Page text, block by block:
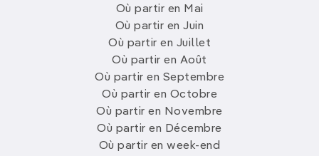
Où partir en Mai
Où partir en Juin
Où partir en Juillet
Où partir en Août
Où partir en Septembre
Où partir en Octobre
Où partir en Novembre
Où partir en Décembre
Où partir en week-end